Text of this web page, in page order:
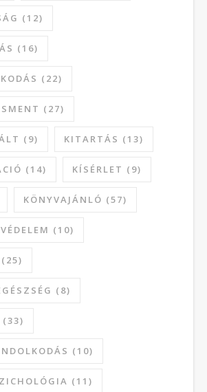
(12)
(16)
(22)
(27)
(9) KITARTÁS (13)
(14) KÍSÉRLET (9)
KÖNYVAJÁNLÓ (57)
(10)
(25)
(8)
(33)
(10)
(11)